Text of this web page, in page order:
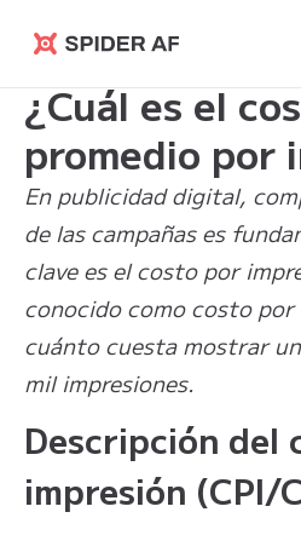
Spider AF
Learning
> ¿Cuál es el
¿Cuál es el
promedio por
En publicidad digital,
de las campañas es
clave es el costo por
conocido como costo por
cuánto cuesta mostrar
mil impresiones.
Descripción del
impresión (CPI/